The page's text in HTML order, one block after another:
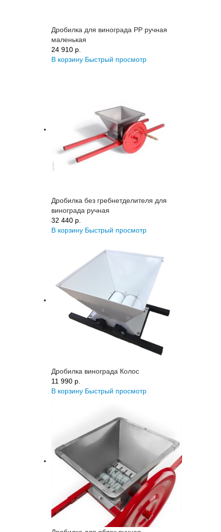
Дробилка для винограда PP ручная
маленькая
24 910 p.
В корзину Быстрый просмотр
Дробилка без гребнетделителя для
винограда ручная
32 440 p.
В корзину Быстрый просмотр
Дробилка винограда Колос
11 990 p.
В корзину Быстрый просмотр